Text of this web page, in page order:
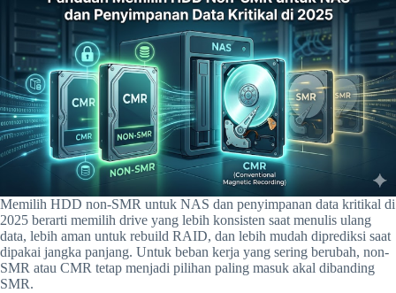
Memilih HDD non-SMR untuk NAS dan penyimpanan data kritikal di
2025 berarti memilih drive yang lebih konsisten saat menulis ulang
data, lebih aman untuk rebuild RAID, dan lebih mudah diprediksi saat
dipakai jangka panjang. Untuk beban kerja yang sering berubah, non-
SMR atau CMR tetap menjadi pilihan paling masuk akal dibanding
SMR.